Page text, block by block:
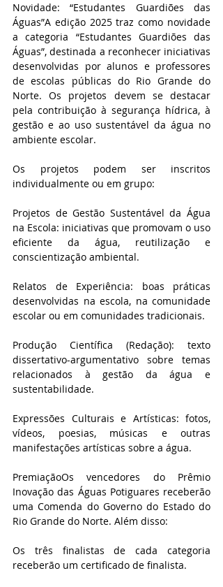
Novidade: “Estudantes Guardiões das
Águas”A edição 2025 traz como novidade
a categoria “Estudantes Guardiões das
Águas”, destinada a reconhecer iniciativas
desenvolvidas por alunos e professores
de escolas públicas do Rio Grande do
Norte. Os projetos devem se destacar
pela contribuição à segurança hídrica, à
gestão e ao uso sustentável da água no
ambiente escolar.
Os projetos podem ser inscritos
individualmente ou em grupo:
Projetos de Gestão Sustentável da Água
na Escola: iniciativas que promovam o uso
eficiente da água, reutilização e
conscientização ambiental.
Relatos de Experiência: boas práticas
desenvolvidas na escola, na comunidade
escolar ou em comunidades tradicionais.
Produção Científica (Redação): texto
dissertativo-argumentativo sobre temas
relacionados à gestão da água e
sustentabilidade.
Expressões Culturais e Artísticas: fotos,
vídeos, poesias, músicas e outras
manifestações artísticas sobre a água.
PremiaçãoOs vencedores do Prêmio
Inovação das Águas Potiguares receberão
uma Comenda do Governo do Estado do
Rio Grande do Norte. Além disso:
Os três finalistas de cada categoria
receberão um certificado de finalista.